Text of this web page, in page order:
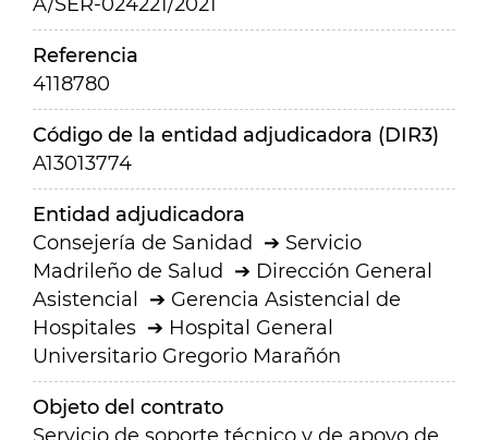
Referencia
4118780
Código de la entidad adjudicadora (DIR3)
A13013774
Entidad adjudicadora
Consejería de Sanidad
Servicio
Madrileño de Salud
Dirección General
Asistencial
Gerencia Asistencial de
Hospitales
Hospital General
Universitario Gregorio Marañón
Objeto del contrato